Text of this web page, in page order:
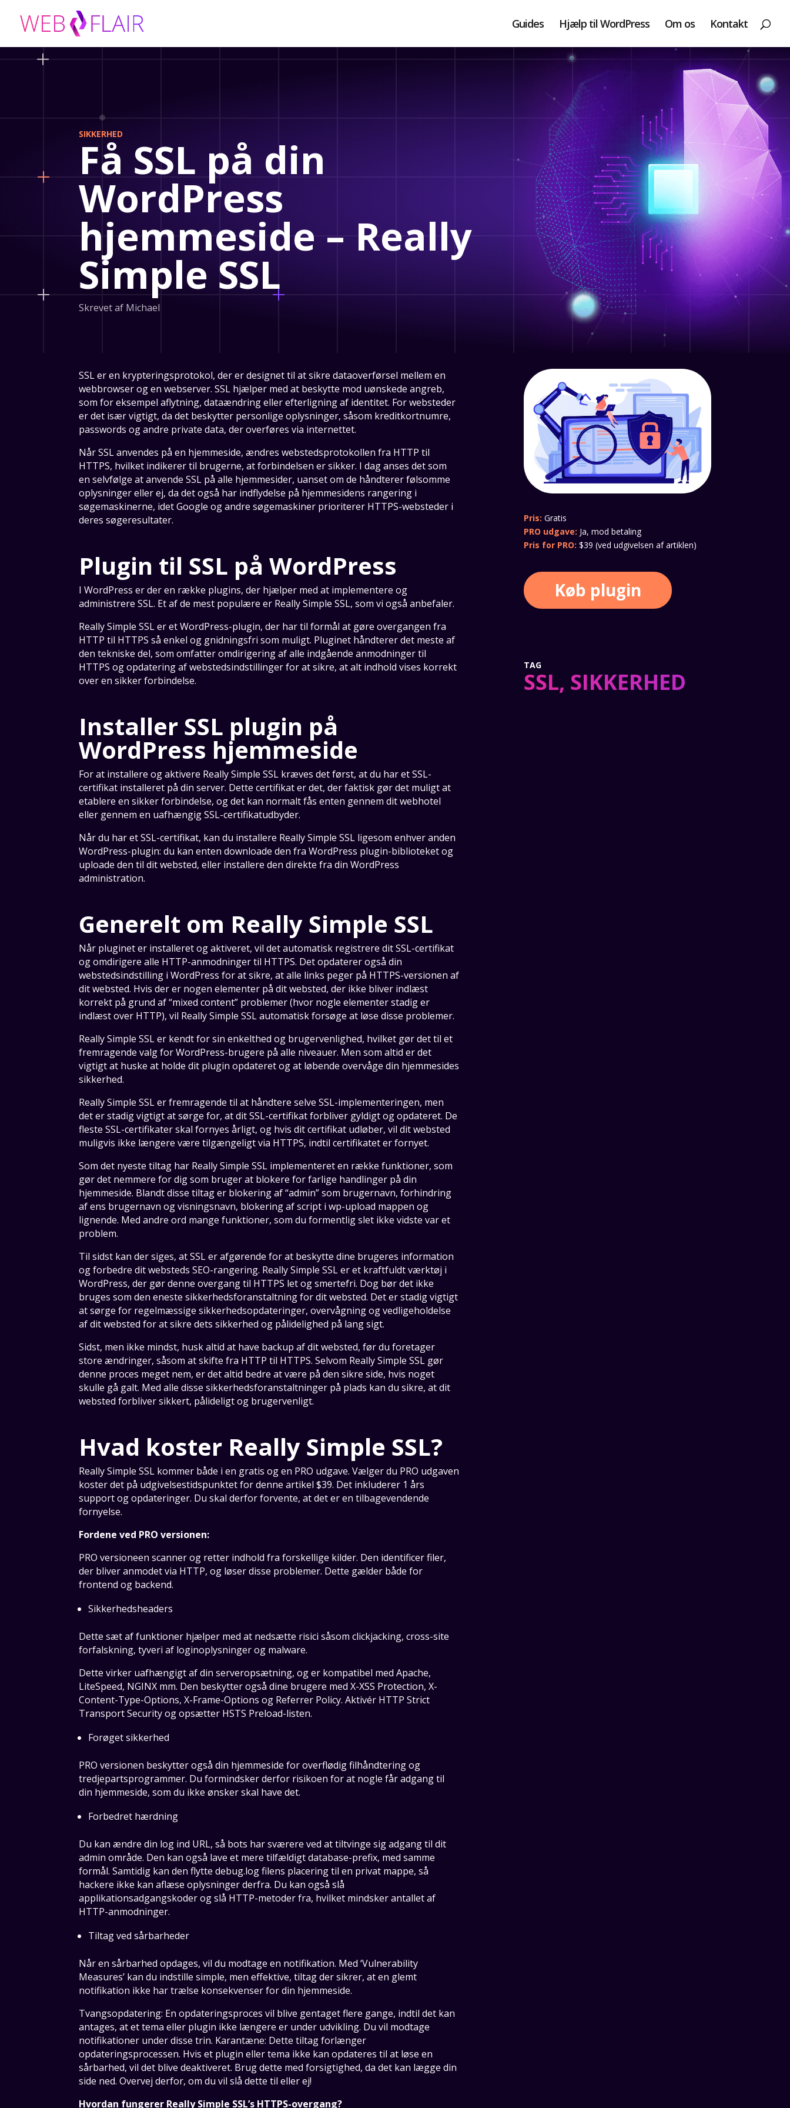
Guides Hjælp til WordPress Om os Kontakt
SIKKERHED
Få SSL på din
WordPress
hjemmeside – Really
Simple SSL
Skrevet af Michael
SSL er en krypteringsprotokol, der er designet til at sikre dataoverførsel mellem en
webbrowser og en webserver. SSL hjælper med at beskytte mod uønskede angreb,
som for eksempel aflytning, dataændring eller efterligning af identitet. For websteder
er det især vigtigt, da det beskytter personlige oplysninger, såsom kreditkortnumre,
passwords og andre private data, der overføres via internettet.
Når SSL anvendes på en hjemmeside, ændres webstedsprotokollen fra HTTP til
HTTPS, hvilket indikerer til brugerne, at forbindelsen er sikker. I dag anses det som
en selvfølge at anvende SSL på alle hjemmesider, uanset om de håndterer følsomme
oplysninger eller ej, da det også har indflydelse på hjemmesidens rangering i
søgemaskinerne, idet Google og andre søgemaskiner prioriterer HTTPS-websteder i
deres søgeresultater.
Plugin til SSL på WordPress
I WordPress er der en række plugins, der hjælper med at implementere og
administrere SSL. Et af de mest populære er Really Simple SSL, som vi også anbefaler.
Really Simple SSL er et WordPress-plugin, der har til formål at gøre overgangen fra
HTTP til HTTPS så enkel og gnidningsfri som muligt. Pluginet håndterer det meste af
den tekniske del, som omfatter omdirigering af alle indgående anmodninger til
HTTPS og opdatering af webstedsindstillinger for at sikre, at alt indhold vises korrekt
over en sikker forbindelse.
Installer SSL plugin på
WordPress hjemmeside
For at installere og aktivere Really Simple SSL kræves det først, at du har et SSL-
certifikat installeret på din server. Dette certifikat er det, der faktisk gør det muligt at
etablere en sikker forbindelse, og det kan normalt fås enten gennem dit webhotel
eller gennem en uafhængig SSL-certifikatudbyder.
Når du har et SSL-certifikat, kan du installere Really Simple SSL ligesom enhver anden
WordPress-plugin: du kan enten downloade den fra WordPress plugin-biblioteket og
uploade den til dit websted, eller installere den direkte fra din WordPress
administration.
Generelt om Really Simple SSL
Når pluginet er installeret og aktiveret, vil det automatisk registrere dit SSL-certifikat
og omdirigere alle HTTP-anmodninger til HTTPS. Det opdaterer også din
webstedsindstilling i WordPress for at sikre, at alle links peger på HTTPS-versionen af
dit websted. Hvis der er nogen elementer på dit websted, der ikke bliver indlæst
korrekt på grund af “mixed content” problemer (hvor nogle elementer stadig er
indlæst over HTTP), vil Really Simple SSL automatisk forsøge at løse disse problemer.
Really Simple SSL er kendt for sin enkelthed og brugervenlighed, hvilket gør det til et
fremragende valg for WordPress-brugere på alle niveauer. Men som altid er det
vigtigt at huske at holde dit plugin opdateret og at løbende overvåge din hjemmesides
sikkerhed.
Really Simple SSL er fremragende til at håndtere selve SSL-implementeringen, men
det er stadig vigtigt at sørge for, at dit SSL-certifikat forbliver gyldigt og opdateret. De
fleste SSL-certifikater skal fornyes årligt, og hvis dit certifikat udløber, vil dit websted
muligvis ikke længere være tilgængeligt via HTTPS, indtil certifikatet er fornyet.
Som det nyeste tiltag har Really Simple SSL implementeret en række funktioner, som
gør det nemmere for dig som bruger at blokere for farlige handlinger på din
hjemmeside. Blandt disse tiltag er blokering af “admin” som brugernavn, forhindring
af ens brugernavn og visningsnavn, blokering af script i wp-upload mappen og
lignende. Med andre ord mange funktioner, som du formentlig slet ikke vidste var et
problem.
Til sidst kan der siges, at SSL er afgørende for at beskytte dine brugeres information
og forbedre dit websteds SEO-rangering. Really Simple SSL er et kraftfuldt værktøj i
WordPress, der gør denne overgang til HTTPS let og smertefri. Dog bør det ikke
bruges som den eneste sikkerhedsforanstaltning for dit websted. Det er stadig vigtigt
at sørge for regelmæssige sikkerhedsopdateringer, overvågning og vedligeholdelse
af dit websted for at sikre dets sikkerhed og pålidelighed på lang sigt.
Sidst, men ikke mindst, husk altid at have backup af dit websted, før du foretager
store ændringer, såsom at skifte fra HTTP til HTTPS. Selvom Really Simple SSL gør
denne proces meget nem, er det altid bedre at være på den sikre side, hvis noget
skulle gå galt. Med alle disse sikkerhedsforanstaltninger på plads kan du sikre, at dit
websted forbliver sikkert, pålideligt og brugervenligt.
Hvad koster Really Simple SSL?
Really Simple SSL kommer både i en gratis og en PRO udgave. Vælger du PRO udgaven
koster det på udgivelsestidspunktet for denne artikel $39. Det inkluderer 1 års
support og opdateringer. Du skal derfor forvente, at det er en tilbagevendende
fornyelse.
Fordene ved PRO versionen:
PRO versioneen scanner og retter indhold fra forskellige kilder. Den identificer filer,
der bliver anmodet via HTTP, og løser disse problemer. Dette gælder både for
frontend og backend.
Sikkerhedsheaders
Dette sæt af funktioner hjælper med at nedsætte risici såsom clickjacking, cross-site
forfalskning, tyveri af loginoplysninger og malware.
Dette virker uafhængigt af din serveropsætning, og er kompatibel med Apache,
LiteSpeed, NGINX mm. Den beskytter også dine brugere med X-XSS Protection, X-
Content-Type-Options, X-Frame-Options og Referrer Policy. Aktivér HTTP Strict
Transport Security og opsætter HSTS Preload-listen.
Forøget sikkerhed
PRO versionen beskytter også din hjemmeside for overflødig filhåndtering og
tredjepartsprogrammer. Du formindsker derfor risikoen for at nogle får adgang til
din hjemmeside, som du ikke ønsker skal have det.
Forbedret hærdning
Du kan ændre din log ind URL, så bots har sværere ved at tiltvinge sig adgang til dit
admin område. Den kan også lave et mere tilfældigt database-prefix, med samme
formål. Samtidig kan den flytte debug.log filens placering til en privat mappe, så
hackere ikke kan aflæse oplysninger derfra. Du kan også slå
applikationsadgangskoder og slå HTTP-metoder fra, hvilket mindsker antallet af
HTTP-anmodninger.
Tiltag ved sårbarheder
Når en sårbarhed opdages, vil du modtage en notifikation. Med ‘Vulnerability
Measures’ kan du indstille simple, men effektive, tiltag der sikrer, at en glemt
notifikation ikke har trælse konsekvenser for din hjemmeside.
Tvangsopdatering: En opdateringsproces vil blive gentaget flere gange, indtil det kan
antages, at et tema eller plugin ikke længere er under udvikling. Du vil modtage
notifikationer under disse trin. Karantæne: Dette tiltag forlænger
opdateringsprocessen. Hvis et plugin eller tema ikke kan opdateres til at løse en
sårbarhed, vil det blive deaktiveret. Brug dette med forsigtighed, da det kan lægge din
side ned. Overvej derfor, om du vil slå dette til eller ej!
Hvordan fungerer Really Simple SSL’s HTTPS-overgang?
Pris: Gratis
PRO udgave: Ja, mod betaling
Pris for PRO: $39 (ved udgivelsen af artiklen)
Køb plugin
TAG
SSL, SIKKERHED